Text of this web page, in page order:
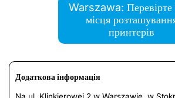
Warszawa: Перевірте
місця
принтерів
Додаткова інформація